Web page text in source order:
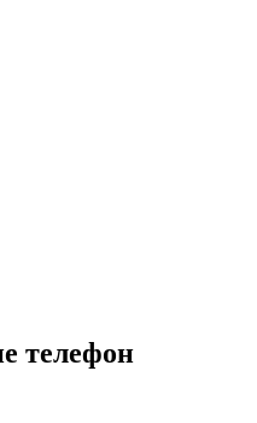
телефон